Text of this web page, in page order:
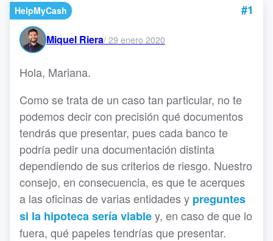
HelpMyCash #1
Miquel Riera/ 29 enero 2020
Hola, Mariana.
Como se trata de un caso tan particular, no te
podemos decir con precisión qué documentos
tendrás que presentar, pues cada banco te
podría pedir una documentación distinta
dependiendo de sus criterios de riesgo. Nuestro
consejo, en consecuencia, es que te acerques
a las oficinas de varias entidades y preguntes
si la hipoteca sería viabley, en caso de que lo
fuera, qué papeles tendrías que presentar.